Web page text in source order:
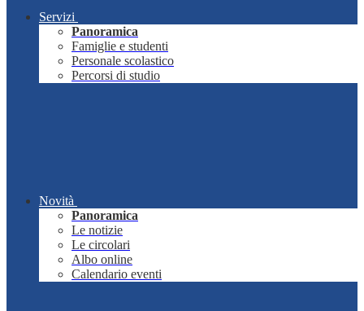
Servizi
Panoramica
Famiglie e studenti
Personale scolastico
Percorsi di studio
Novità
Panoramica
Le notizie
Le circolari
Albo online
Calendario eventi